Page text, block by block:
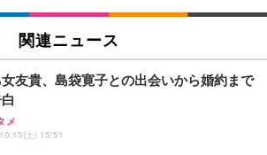
B100 オフィスチェア／デスクチェア メッシ
ア 人間工学 疲れない ブラック
オフィスチェア デスクチェア 疲れない テレ
チェア 強化バックレスト 30度ロッキング機
間工学 椅子 腰サポート 90度跳ね上げ式アーム
ジネス向けプレミアムモニター | FlexScan
品】27"ゲーミングモニター DualSense 充電
付き（CFI-ZDM1J）
ベーシック ペットシーツ 厚型 ワイド 42枚
枚) ホワイト(吸収面:ライトブルー)
ルーライフ ネオ・オムツ L 中型犬用 26枚入
関連ニュース
友貴、島袋寛子との出会いから婚約まで
メ
土) 15:51